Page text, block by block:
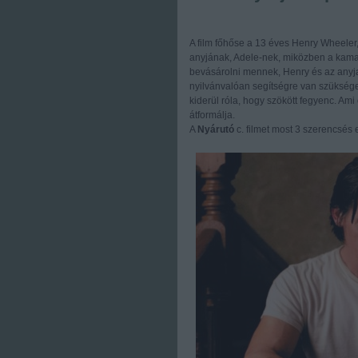
A film főhőse a 13 éves Henry
anyjának, Adele-nek, miközben a
bevásárolni mennek, Henry és az
nyilvánvalóan segítségre van
kiderül róla, hogy szökött fegyenc.
átformálja.
A Nyárutó c. filmet most 3